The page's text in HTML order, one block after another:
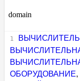
domain
ВЫЧИСЛИТЕЛЬ
ОБОРУДОВАНИЕ,